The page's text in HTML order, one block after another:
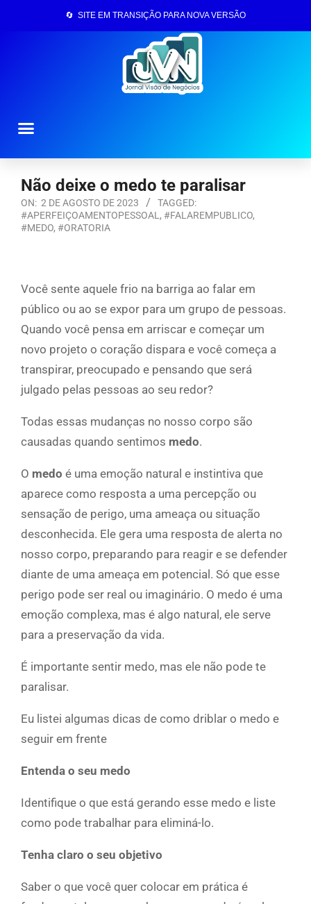
🔄 SITE EM TRANSIÇÃO PARA NOVA VERSÃO
Não deixe o medo te paralisar
ON: 2 DE AGOSTO DE 2023
TAGGED:
#APERFEIÇOAMENTOPESSOAL , #FALAREMPUBLICO,
#MEDO, #ORATORIA
Você sente aquele frio na barriga ao falar em
público ou ao se expor para um grupo de pessoas.
Quando você pensa em arriscar e começar um
novo projeto o coração dispara e você começa a
transpirar, preocupado e pensando que será
julgado pelas pessoas ao seu redor?
Todas essas mudanças no nosso corpo são
causadas quando sentimos medo.
O medo é uma emoção natural e instintiva que
aparece como resposta a uma percepção ou
sensação de perigo, uma ameaça ou situação
desconhecida. Ele gera uma resposta de alerta no
nosso corpo, preparando para reagir e se defender
diante de uma ameaça em potencial. Só que esse
perigo pode ser real ou imaginário. O medo é uma
emoção complexa, mas é algo natural, ele serve
para a preservação da vida.
É importante sentir medo, mas ele não pode te
paralisar.
Eu listei algumas dicas de como driblar o medo e
seguir em frente
Entenda o seu medo
Identifique o que está gerando esse medo e liste
como pode trabalhar para eliminá-lo.
Tenha claro o seu objetivo
Saber o que você quer colocar em prática é